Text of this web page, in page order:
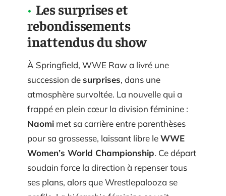
Les surprises et
rebondissements
inattendus du show
À Springfield, WWE Raw a livré une
succession desurprises, dans une
atmosphère survoltée. La nouvelle qui a
frappé en plein cœur la division féminine :
Naomi met sa carrière entre parenthèses
pour sa grossesse, laissant libre leWWE
Women’s World Championship. Ce départ
soudain force la direction à repenser tous
ses plans, alors que Wrestlepalooza se